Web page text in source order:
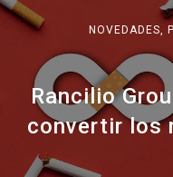
NOVEDADES,
Rancilio
convertir los
Our brands
Group